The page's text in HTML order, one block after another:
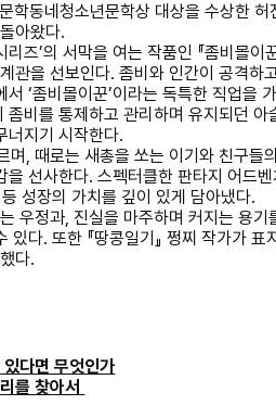
학동네청소년문학상 대상을 수상한 허
아왔다.
리즈’의 서막을 여는 작품인 『좀비몰이
관을 선보인다.좀비와 인간이 공격하
서‘좀비몰이꾼’이라는 독특한 직업을
좀비를 통제하고 관리하며 유지되던 아
너지기 시작한다.
며 , 때로는 새총을 쏘는 이기와 친구들
을 선사한다.스펙터클한 판타지 어드
성장의 가치를 깊이 있게 담아냈다.
우정과, 진실을 마주하며 커지는 용
있다.또한 『땅콩일기 』쩡찌 작가가 표
다.
다면 무엇인가
를 찾아서